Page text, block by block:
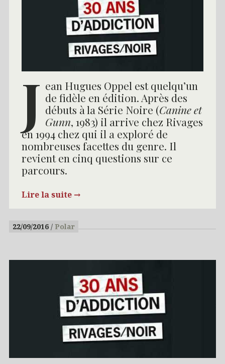
J ean Hugues Oppel est quelqu’un
de fidèle en édition. Après des
débuts à la Série Noire (Canine et
Gunn, 1983) il arrive chez Rivages
en 1994 chez qui il a exploré de
nombreuses facettes du genre. Il
revient en cinq questions sur ce
parcours.
Lire la suite →
22/09/2016 Polar